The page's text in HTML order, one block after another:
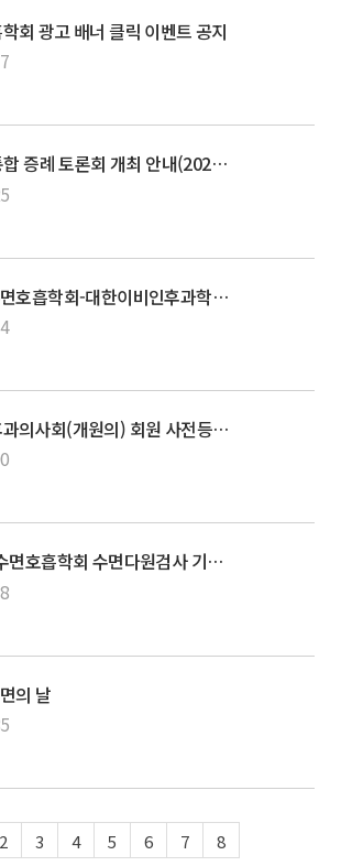
회 광고 배너 클릭 이벤트 공지
제1회 비과 통합 증례 토론회 개최 안내(2025/11/15~16)청주 오스코
제4차 대한수면호흡학회-대한이비인후과학회 공동심포지엄 VOD 다시보기 서비스 안내
대한이비인후과의사회(개원의) 회원 사전등록 바로가기
제10차 대한수면호흡학회 수면다원검사 기본교육 강좌 VOD 다시보기 서비스 안내
의 날
2 3 4 5 6 7 8